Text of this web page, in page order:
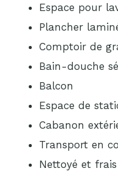
Espace pour
Plancher
Comptoir de
Bain-douche
Balcon
Espace de
Cabanon
Transport en
Nettoyé et